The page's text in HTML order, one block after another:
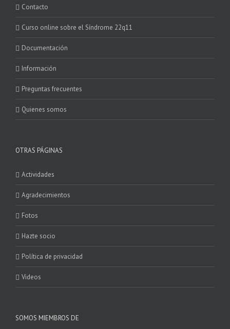
Contacto
Curso online sobre el Síndrome 22q11
Documentación
Información
Preguntas frecuentes
Quienes somos
OTRAS PÁGINAS
Actividades
Agradecimientos
Fotos
Hazte socio
Política de privacidad
Videos
SOMOS MIEMBROS DE